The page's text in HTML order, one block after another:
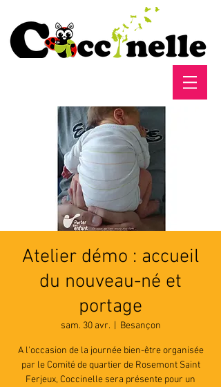
Atelier démo : accueil
du nouveau-né et
portage
sam. 30 avr.
  |
Besançon
A l'occasion de la journée bien-être organisée
par le Comité de quartier de Rosemont Saint
Ferjeux, Coccinelle sera présente pour un